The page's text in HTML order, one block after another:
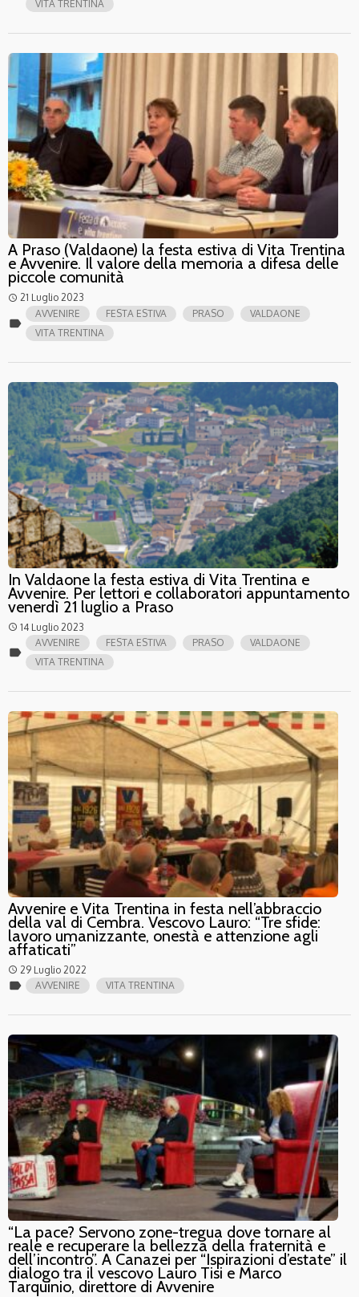
VITA TRENTINA
A Praso (Valdaone) la festa estiva di Vita Trentina
e Avvenire. Il valore della memoria a difesa delle
piccole comunità
access_time 21 Luglio 2023
label
AVVENIRE FESTA ESTIVA PRASO
VALDAONE
VITA TRENTINA
In Valdaone la festa estiva di Vita Trentina e
Avvenire. Per lettori e collaboratori appuntamento
venerdì 21 luglio a Praso
access_time 14 Luglio 2023
label
AVVENIRE FESTA ESTIVA PRASO
VALDAONE
VITA TRENTINA
Avvenire e Vita Trentina in festa nell’abbraccio
della val di Cembra. Vescovo Lauro: “Tre sfide:
lavoro umanizzante, onestà e attenzione agli
affaticati”
access_time 29 Luglio 2022
label AVVENIRE VITA TRENTINA
“La pace? Servono zone-tregua dove tornare al
reale e recuperare la bellezza della fraternità e
dell’incontro”. A Canazei per “Ispirazioni d’estate” il
dialogo tra il vescovo Lauro Tisi e Marco
Tarquinio, direttore di Avvenire